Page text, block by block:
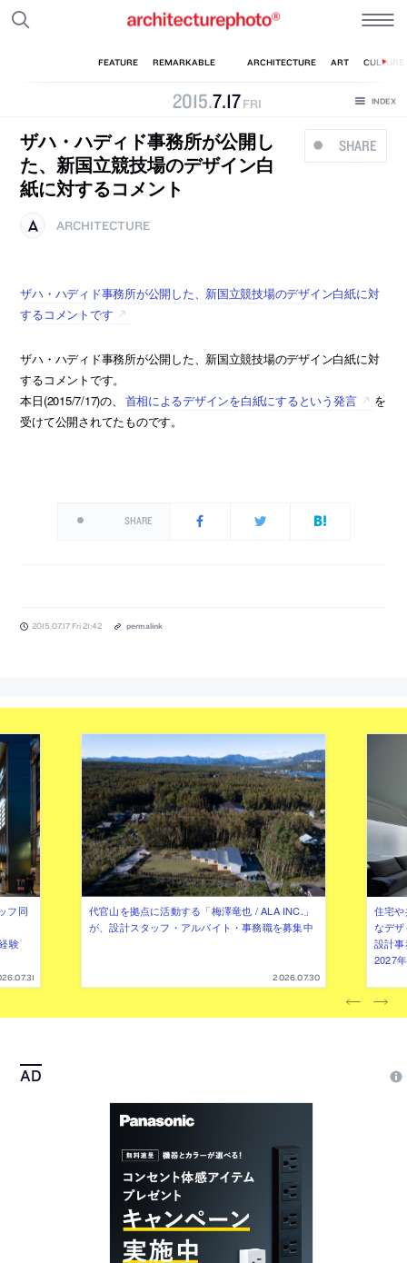
2015.7.17 FRI
SHARE
ザハ・ハディド事務所が公開し
た、新国立競技場のデザイン白
紙に対するコメント
ARCHITECTURE
ザハ・ハディド事務所が公開した、新国立競技場のデザイン白紙に対
するコメントです
ザハ・ハディド事務所が公開した、新国立競技場のデザイン白紙に対
するコメントです。
本日(2015/7/17)の、
首相によるデザインを白紙にするという発言
を
受けて公開されてたものです。
SHARE
2015.07.17 Fri 21:42 permalink
フ同
験
代官山を拠点に活動する「梅澤竜也 / ALA INC.」
が、設計スタッフ・アルバイト・事務職を募集中
2026.07.30
住宅
なデ
設計
2027